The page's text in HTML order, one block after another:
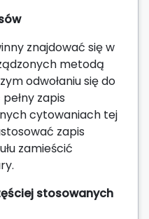
znajdować się w
metodą
odwołaniu się do
zapis
cytowaniach tej
zapis
zamieścić
stosowanych